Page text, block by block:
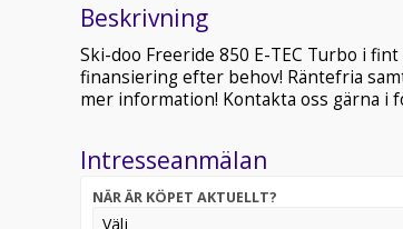
Beskrivning
Ski-doo Freeride 850 E-TEC Turbo i
finansiering efter behov! Räntefria
mer information! Kontakta oss gärna i
Intresseanmälan
NÄR ÄR KÖPET AKTUELLT?